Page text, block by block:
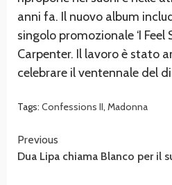
anni fa. Il nuovo album
singolo promozionale ‘I Feel
Carpenter. Il lavoro è stato
celebrare il ventennale del
Tags: Confessions II, Madonna
Continue
Reading
Previous
Dua Lipa chiama Blanco per il